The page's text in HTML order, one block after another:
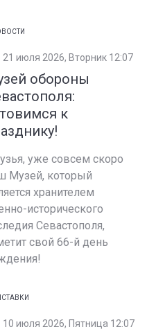
21 июля 2026, Вторник 12:07
обороны
к
уже совсем скоро
Музей, который
хранителем
исторического
Севастополя,
свой 66-й день
10 июля 2026, Пятница 12:07